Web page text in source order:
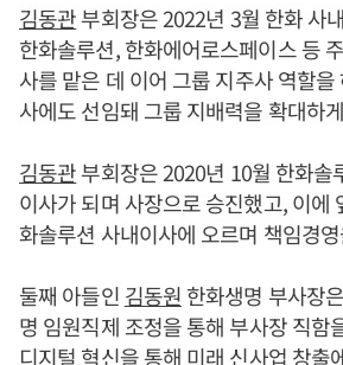
김동관부회장은 2022년 3월 한화 사
한화솔루션, 한화에어로스페이스 등
사를 맡은 데 이어 그룹 지주사 역할
사에도 선임돼 그룹 지배력을 확대하
김동관부회장은 2020년 10월 한화솔
이사가 되며 사장으로 승진했고, 이에
화솔루션 사내이사에 오르며 책임경
둘째 아들인 김동원 한화생명 부사장
명 임원직제 조정을 통해 부사장 직함
디지털 혁신을 통해 미래 신사업 창출